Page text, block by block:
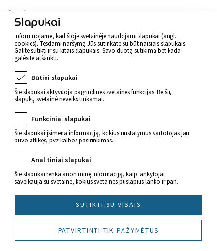
Atgal
Naujienos apie sveikatą
© 2022 Imunitetas.lt Visos teisės saugomos.
Sukūrė
Slapukai
Informuojame, kad šioje svetainėje naudojami slapukai (angl.
cookies). Tęsdami naršymą Jūs sutinkate su būtinaisiais slapukais.
Galite sutikti ir su kitais slapukais. Savo duotą sutikimą bet kada
galėsite atšaukti.
Būtini slapukai
Šie slapukai aktyvuoja pagrindines svetainės funkcijas. Be šių
slapukų svetainė neveiks tinkamai.
Funkciniai slapukai
Šie slapukai įsimena informaciją, kokius nustatymus vartotojas jau
buvo atlikęs, pvz kalbos pasirinkimas.
Analitiniai slapukai
Šie slapukai renka anoniminę informaciją, kaip lankytojai
sąveikauja su svetaine, kokius svetainės puslapius lanko ir pan.
SUTIKTI SU VISAIS
PATVIRTINTI TIK PAŽYMĖTUS